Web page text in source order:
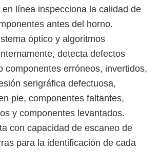
línea inspecciona la calidad de
antes del horno.
óptico y algoritmos
detecta defectos
componentes erróneos, invertidos,
serigráfica defectuosa,
pie, componentes faltantes,
y componentes levantados.
con capacidad de escaneo de
para la identificación de cada